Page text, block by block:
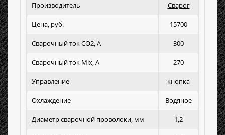
Производитель Сварог
Цена, руб. 15700
Сварочный ток СО2, А 300
Сварочный ток Mix, А 270
Управление кнопка
Охлаждение Водяное
Диаметр сварочной проволоки, мм 1,2